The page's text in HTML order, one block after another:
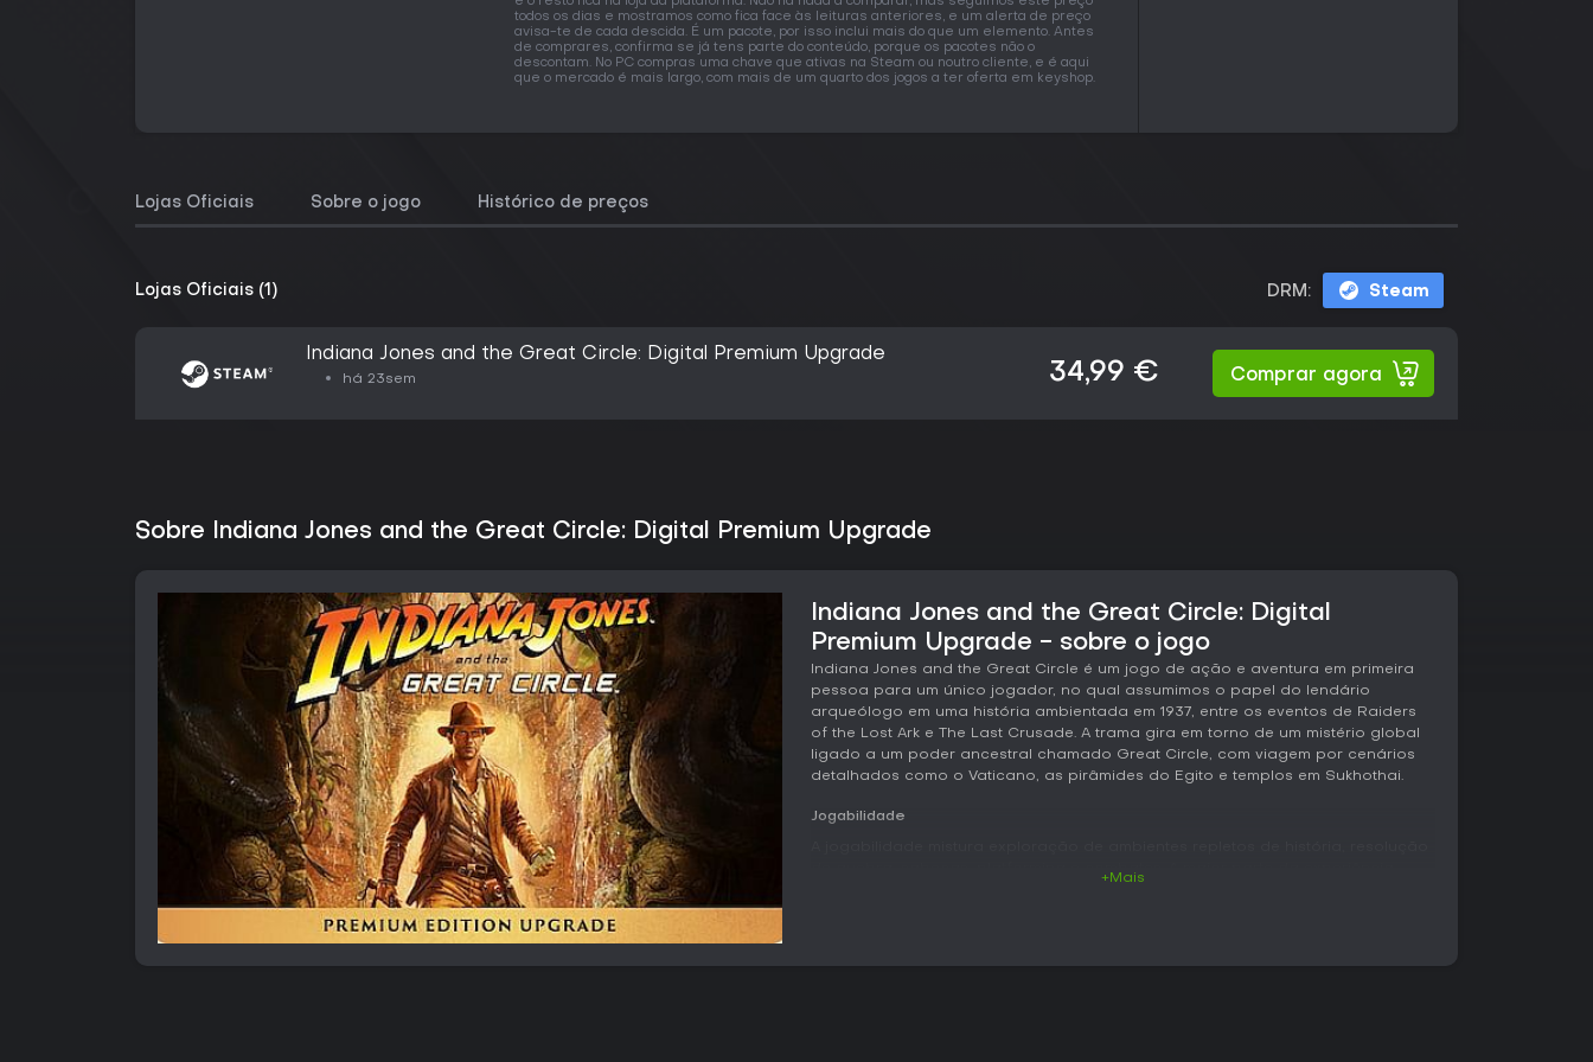
todos os dias e mostramos como fica face às leituras anteriores, e um alerta de preço
avisa-te de cada descida. É um pacote, por isso inclui mais do que um elemento. Antes
de comprares, confirma se já tens parte do conteúdo, porque os pacotes não o
descontam. No PC compras uma chave que ativas na Steam ou noutro cliente, e é aqui
que o mercado é mais largo, com mais de um quarto dos jogos a ter oferta em keyshop.
Lojas Oficiais Sobre o jogo Histórico de preços
Lojas Oficiais (1) DRM: Steam
Indiana Jones and the Great Circle: Digital Premium Upgrade
há 23sem 34,99 € Comprar agora
Sobre Indiana Jones and the Great Circle: Digital Premium Upgrade
Indiana Jones and the Great Circle: Digital
Premium Upgrade - sobre o jogo
Indiana Jones and the Great Circle é um jogo de ação e aventura em primeira
pessoa para um único jogador, no qual assumimos o papel do lendário
arqueólogo em uma história ambientada em 1937, entre os eventos de Raiders
of the Lost Ark e The Last Crusade. A trama gira em torno de um mistério global
ligado a um poder ancestral chamado Great Circle, com viagem por cenários
detalhados como o Vaticano, as pirâmides do Egito e templos em Sukhothai.
Jogabilidade
+Mais